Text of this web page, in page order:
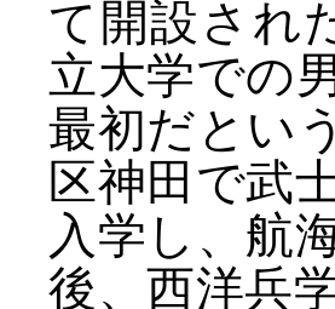
て開設され
立大学での
最初だとい
区神田で武
入学し、航
後、西洋兵